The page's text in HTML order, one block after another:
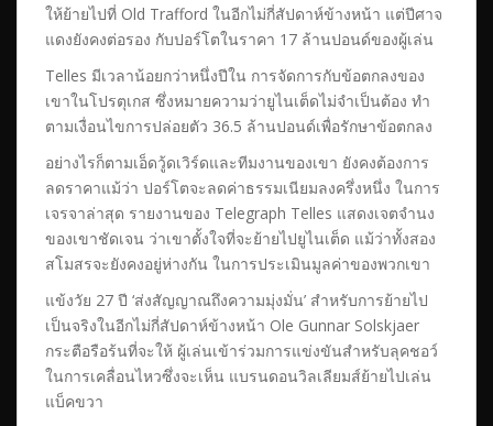
ให้ย้ายไปที่ Old Trafford ในอีกไม่กี่สัปดาห์ข้างหน้า แต่ปีศาจ
แดงยังคงต่อรอง กับปอร์โตในราคา 17 ล้านปอนด์ของผู้เล่น
Telles มีเวลาน้อยกว่าหนึ่งปีใน การจัดการกับข้อตกลงของ
เขาในโปรตุเกส ซึ่งหมายความว่ายูไนเต็ดไม่จำเป็นต้อง ทำ
ตามเงื่อนไขการปล่อยตัว 36.5 ล้านปอนด์เพื่อรักษาข้อตกลง
อย่างไรก็ตามเอ็ดวู้ดเวิร์ดและทีมงานของเขา ยังคงต้องการ
ลดราคาแม้ว่า ปอร์โตจะลดค่าธรรมเนียมลงครึ่งหนึ่ง ในการ
เจรจาล่าสุด รายงานของ Telegraph Telles แสดงเจตจำนง
ของเขาชัดเจน ว่าเขาตั้งใจที่จะย้ายไปยูไนเต็ด แม้ว่าทั้งสอง
สโมสรจะยังคงอยู่ห่างกัน ในการประเมินมูลค่าของพวกเขา
แข้งวัย 27 ปี ‘ส่งสัญญาณถึงความมุ่งมั่น’ สำหรับการย้ายไป
เป็นจริงในอีกไม่กี่สัปดาห์ข้างหน้า Ole Gunnar Solskjaer
กระตือรือร้นที่จะให้ ผู้เล่นเข้าร่วมการแข่งขันสำหรับลุคชอว์
ในการเคลื่อนไหวซึ่งจะเห็น แบรนดอนวิลเลียมส์ย้ายไปเล่น
แบ็คขวา